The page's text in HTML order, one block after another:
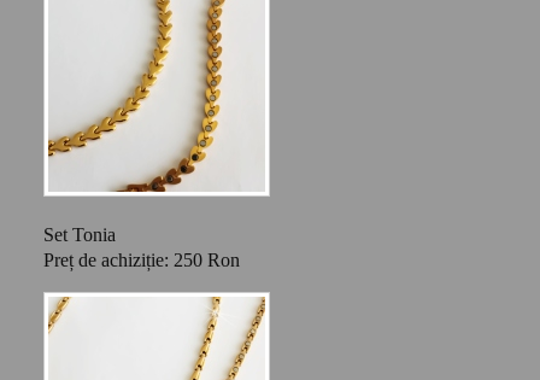
Set Tonia
Preț de achiziție: 250 Ron